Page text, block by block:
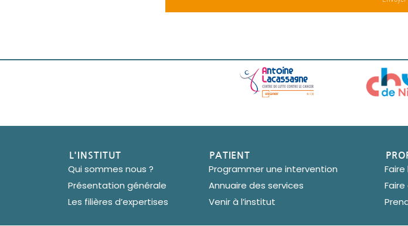
L'INSTITUT
Qui sommes nous ?
Présentation générale
Les filières d’expertises
PATIENT
Programmer une intervention
Annuaire des services
Venir à l’institut